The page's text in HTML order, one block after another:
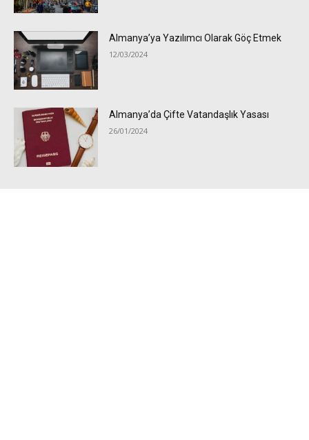
Almanya’ya Yazılımcı Olarak Göç Etmek
12/03/2024
Almanya’da Çifte Vatandaşlık Yasası
26/01/2024